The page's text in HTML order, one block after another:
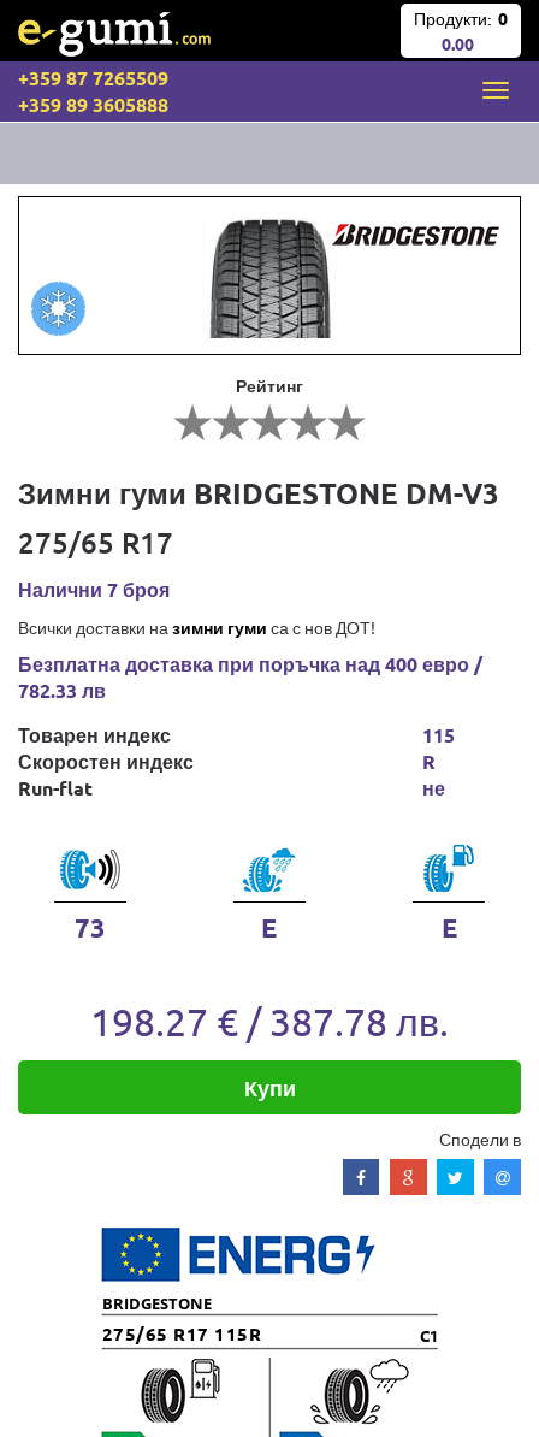
Продукти: 0
0.00
+359 87 7265509
+359 89 3605888
Рейтинг
Зимни гуми BRIDGESTONE DM-V3
275/65 R17
Налични 7 броя
Всички доставки на зимни гуми са с нов ДОТ!
Безплатна доставка при поръчка над 400 евро /
782.33 лв
Товарен индекс
Скоростен индекс
Run-flat
115
R
не
73 E E
198.27 € / 387.78 лв.
Купи
Сподели в
BRIDGESTONE
275/65 R17 115R C1